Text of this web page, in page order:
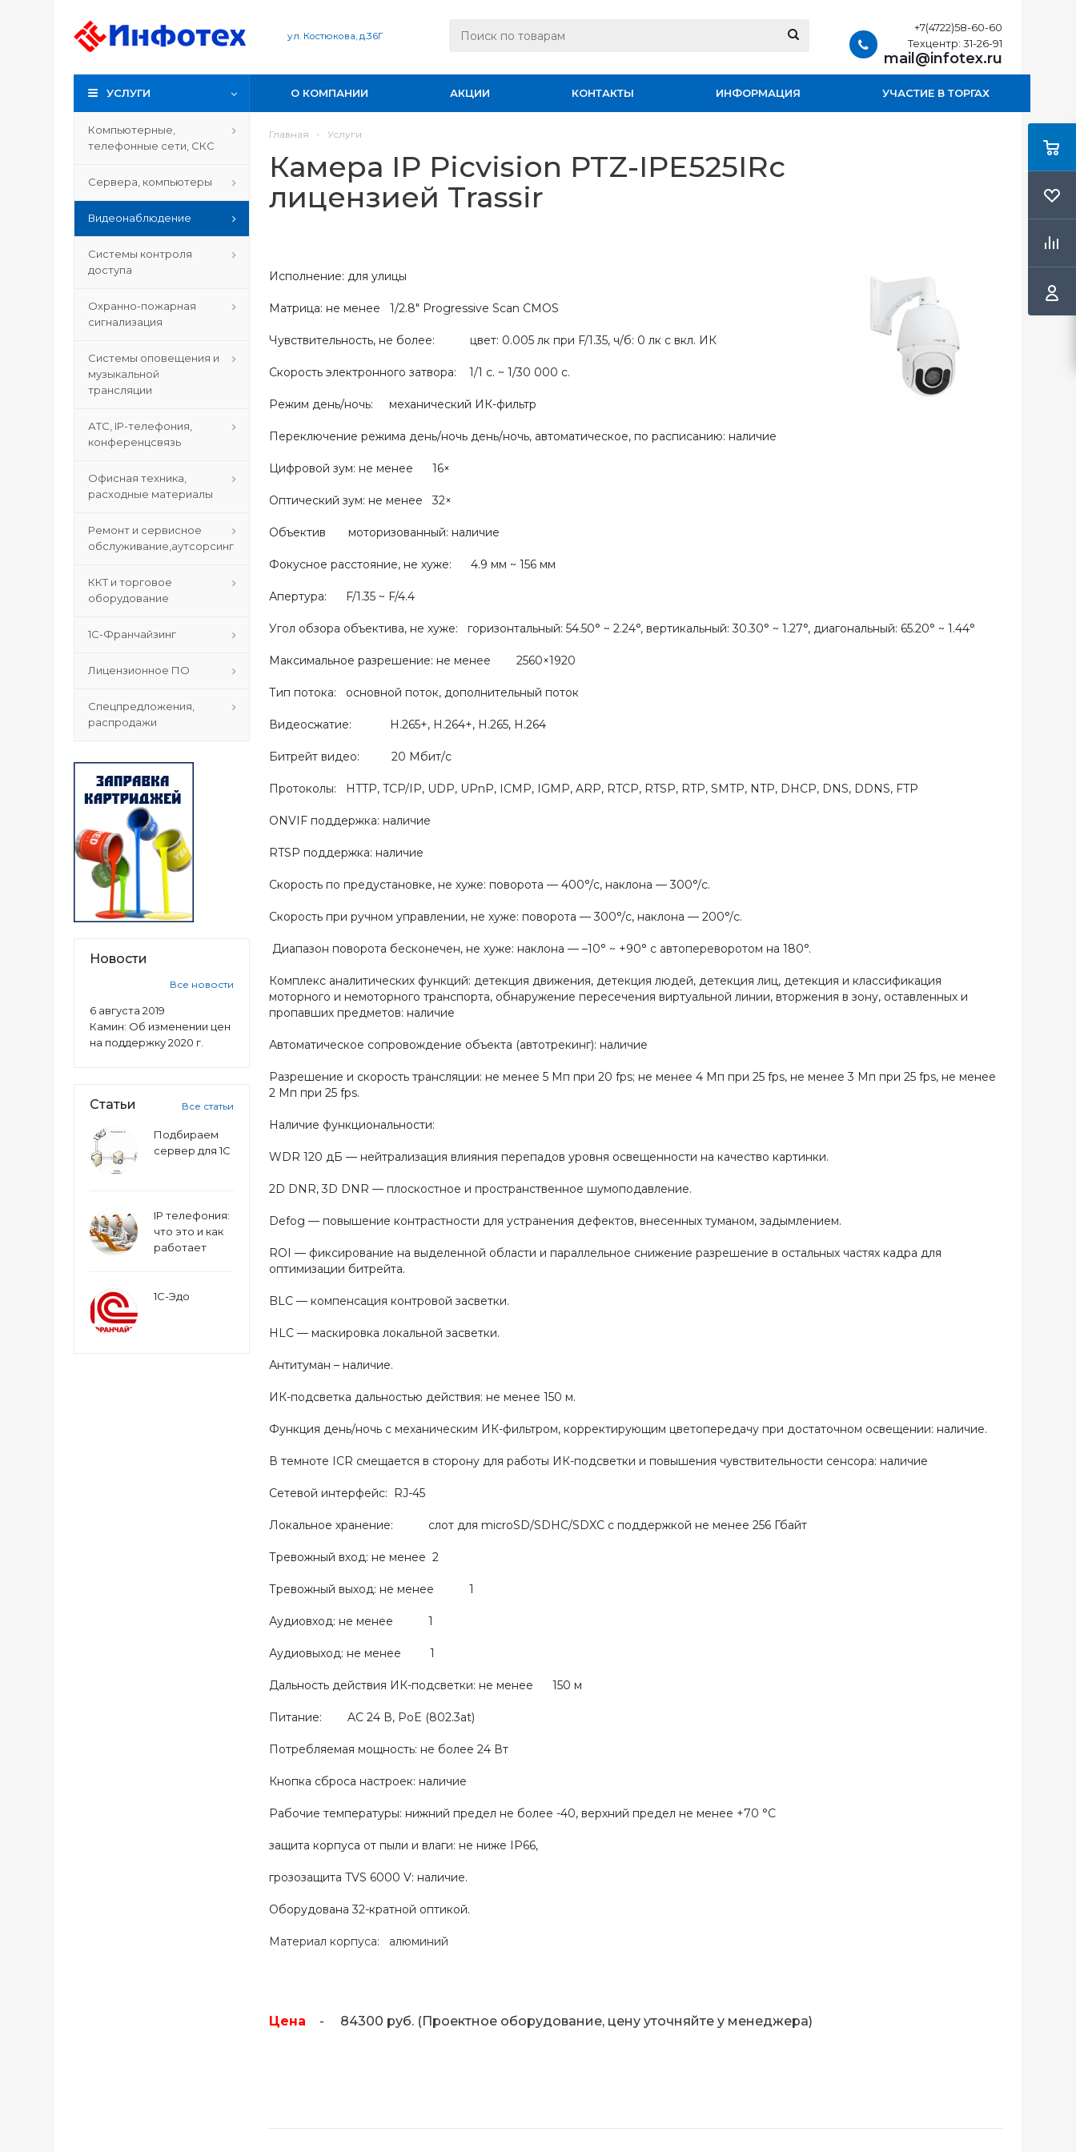
ул. Костюкова, д.36Г
+7(4722)58-60-60
Техцентр: 31-26-91
mail@infotex.ru
УСЛУГИ О КОМПАНИИ АКЦИИ КОНТАКТЫ ИНФОРМАЦИЯ УЧАСТИЕ В ТОРГАХ
Компьютерные,
телефонные сети, СКС
Сервера, компьютеры
Видеонаблюдение
Системы контроля
доступа
Охранно-пожарная
сигнализация
Системы оповещения и
музыкальной
трансляции
АТС, IP-телефония,
конференцсвязь
Офисная техника,
расходные материалы
Ремонт и сервисное
обслуживание,аутсорсинг
ККТ и торговое
оборудование
1С-Франчайзинг
Лицензионное ПО
Спецпредложения,
распродажи
Новости
Все новости
6 августа 2019
Камин: Об изменении цен
на поддержку 2020 г.
Статьи Все статьи
Подбираем
сервер для 1С
IP телефония:
что это и как
работает
1С-Эдо
Главная - Услуги
Камера IP Picvision PTZ-IPE525IRс
лицензией Trassir
Исполнение: для улицы
Матрица: не менее 1/2.8" Progressive Scan CMOS
Чувствительность, не более: цвет: 0.005 лк при F/1.35, ч/б: 0 лк с вкл. ИК
Скорость электронного затвора: 1/1 с. ~ 1/30 000 с.
Режим день/ночь: механический ИК-фильтр
Переключение режима день/ночь день/ночь, автоматическое, по расписанию: наличие
Цифровой зум: не менее 16×
Оптический зум: не менее 32×
Объектив моторизованный: наличие
Фокусное расстояние, не хуже: 4.9 мм ~ 156 мм
Апертура: F/1.35 ~ F/4.4
Угол обзора объектива, не хуже: горизонтальный: 54.50° ~ 2.24°, вертикальный: 30.30° ~ 1.27°, диагональный: 65.20° ~ 1.44°
Максимальное разрешение: не менее 2560×1920
Тип потока: основной поток, дополнительный поток
Видеосжатие: H.265+, H.264+, H.265, H.264
Битрейт видео: 20 Мбит/с
Протоколы: HTTP, TCP/IP, UDP, UPnP, ICMP, IGMP, ARP, RTCP, RTSP, RTP, SMTP, NTP, DHCP, DNS, DDNS, FTP
ONVIF поддержка: наличие
RTSP поддержка: наличие
Скорость по предустановке, не хуже: поворота — 400°/с, наклона — 300°/с.
Скорость при ручном управлении, не хуже: поворота — 300°/с, наклона — 200°/с.
Диапазон поворота бесконечен, не хуже: наклона — –10° ~ +90° с автопереворотом на 180°.
Комплекс аналитических функций: детекция движения, детекция людей, детекция лиц, детекция и классификация
моторного и немоторного транспорта, обнаружение пересечения виртуальной линии, вторжения в зону, оставленных и
пропавших предметов: наличие
Автоматическое сопровождение объекта (автотрекинг): наличие
Разрешение и скорость трансляции: не менее 5 Мп при 20 fps; не менее 4 Мп при 25 fps, не менее 3 Мп при 25 fps, не менее
2 Мп при 25 fps.
Наличие функциональности:
WDR 120 дБ — нейтрализация влияния перепадов уровня освещенности на качество картинки.
2D DNR, 3D DNR — плоскостное и пространственное шумоподавление.
Defog — повышение контрастности для устранения дефектов, внесенных туманом, задымлением.
ROI — фиксирование на выделенной области и параллельное снижение разрешение в остальных частях кадра для
оптимизации битрейта.
BLC — компенсация контровой засветки.
HLC — маскировка локальной засветки.
Антитуман – наличие.
ИК-подсветка дальностью действия: не менее 150 м.
Функция день/ночь с механическим ИК-фильтром, корректирующим цветопередачу при достаточном освещении: наличие.
В темноте ICR смещается в сторону для работы ИК-подсветки и повышения чувствительности сенсора: наличие
Сетевой интерфейс: RJ-45
Локальное хранение: слот для microSD/SDHC/SDXC с поддержкой не менее 256 Гбайт
Тревожный вход: не менее 2
Тревожный выход: не менее 1
Аудиовход: не менее 1
Аудиовыход: не менее 1
Дальность действия ИК-подсветки: не менее 150 м
Питание: AC 24 В, PoE (802.3at)
Потребляемая мощность: не более 24 Вт
Кнопка сброса настроек: наличие
Рабочие температуры: нижний предел не более -40, верхний предел не менее +70 °C
защита корпуса от пыли и влаги: не ниже IP66,
грозозащита TVS 6000 V: наличие.
Оборудована 32-кратной оптикой.
Материал корпуса: алюминий
Цена - 84300 руб. (Проектное оборудование, цену уточняйте у менеджера)